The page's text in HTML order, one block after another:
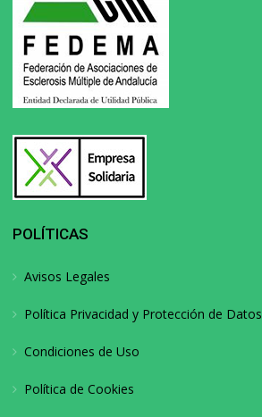
POLÍTICAS
Avisos Legales
Política Privacidad y Protección de Datos
Condiciones de Uso
Política de Cookies